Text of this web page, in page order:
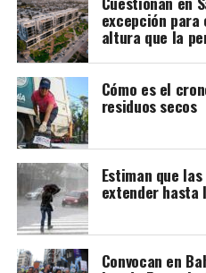
La documentación debe ser
del “Programa de Acceso a
Alto Precio” (PAMCAP) de
más cercana al domicilio del
Bahía, la delegación se
Municipal.
excepción
altura que la
Cómo es el
residuos secos
Estiman que
extender hasta
Convocan en